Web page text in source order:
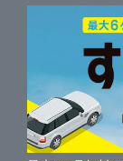
三重
愛媛
鹿児島
中古車人気ラ
自動車ローン
ガリバーの自
車買い替えの
車を売る時よ
便利な査定サ
中古車買取相
車の個人売買
新車・中古車
車の燃費を調
車種別クチコ
サイトマップ
サイトの使用
利用規約